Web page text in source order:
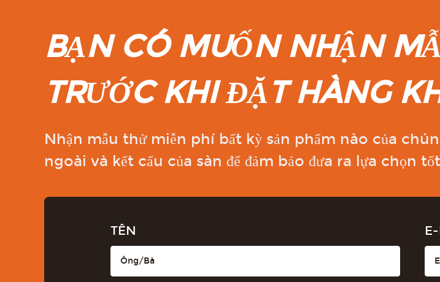
BẠN CÓ MUỐN NHẬN
TRƯỚC KHI ĐẶT HÀNG
Nhận mẫu thử miễn phí bất kỳ sản phẩm nào của
ngoài và kết cấu của sàn để đảm bảo đưa ra lựa chọn
TÊN